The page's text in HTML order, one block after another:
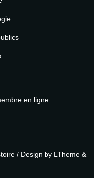
en ligne
/ Design by LTheme&